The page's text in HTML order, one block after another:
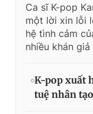
Ca sĩ K-pop
một lời xin lỗi
hệ tình cảm
nhiều khán giả
K-pop xuất
tuệ nhân